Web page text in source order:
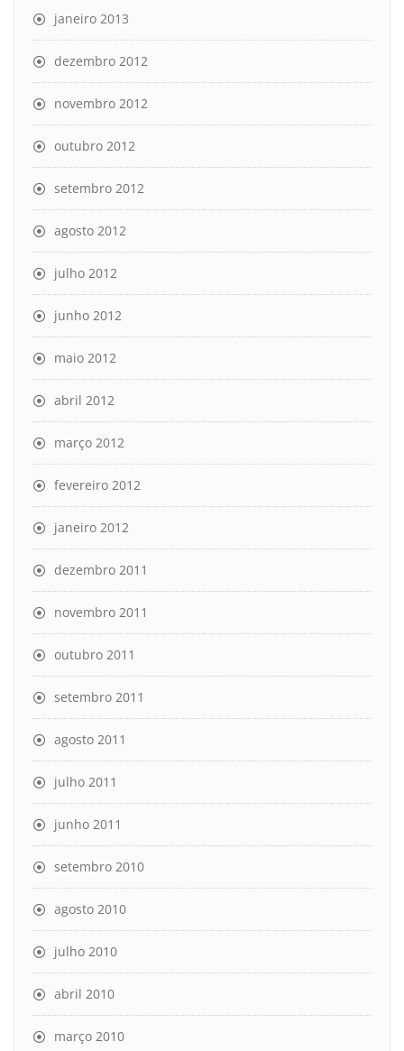
janeiro 2013
dezembro 2012
novembro 2012
outubro 2012
setembro 2012
agosto 2012
julho 2012
junho 2012
maio 2012
abril 2012
março 2012
fevereiro 2012
janeiro 2012
dezembro 2011
novembro 2011
outubro 2011
setembro 2011
agosto 2011
julho 2011
junho 2011
setembro 2010
agosto 2010
julho 2010
abril 2010
março 2010